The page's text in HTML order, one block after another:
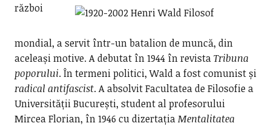
război
mondial, a servit într-un batalion de muncă, din
aceleași motive. A debutat în 1944 în revistaTribuna
poporului. În termeni politici, Wald a fost comunist și
radical antifascist. A absolvit Facultatea de Filosofie a
Universității București, student al profesorului
Mircea Florian, în 1946 cu dizertațiaMentalitatea